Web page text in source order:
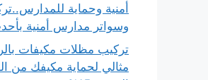
أمنية وحماية
وسواتر مدارس أمنية
تركيب مظلات مكيفات
مثالي لحماية مكيفك من